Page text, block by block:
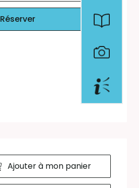
Réserver
Ajouter à mon panier